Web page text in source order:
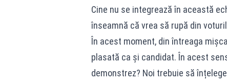
Cine nu se integrează în această
înseamnă că vrea să rupă din
În acest moment, din întreaga
plasată ca și candidat. În acest
demonstrez? Noi trebuie să